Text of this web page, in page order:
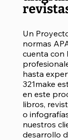
Un
normas
cuenta con
hasta
321make
en este
libros,
o
nuestros
desarrollo